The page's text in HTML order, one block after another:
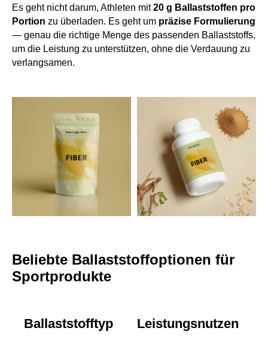
Es geht nicht darum, Athleten mit20 g Ballaststoffen pro
Portion zu überladen. Es geht um präzise Formulierung
— genau die richtige Menge des passenden Ballaststoffs,
um die Leistung zu unterstützen, ohne die Verdauung zu
verlangsamen.
Beliebte Ballaststoffoptionen für
Sportprodukte
Ballaststofftyp Leistungsnutzen